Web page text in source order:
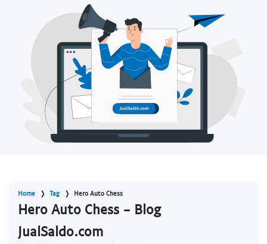
Home Tag Hero Auto Chess
Hero Auto Chess - Blog
JualSaldo.com